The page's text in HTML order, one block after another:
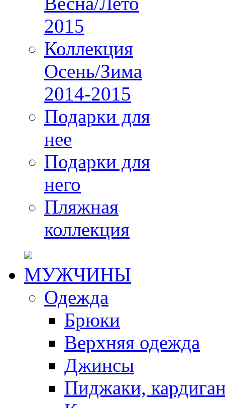
2015
Коллекция
Осень/Зима
2014-2015
Подарки для
нее
Подарки для
него
Пляжная
коллекция
МУЖЧИНЫ
Одежда
Брюки
Верхняя одежда
Джинсы
Пиджаки,